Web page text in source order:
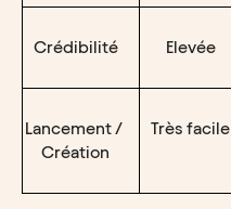
Crédibilité Elevée
Lancement /
Création
Très facile